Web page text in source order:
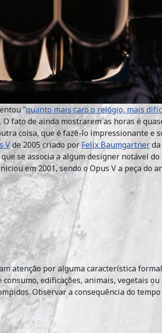
"quanto mais caro o relógio, mais
fato de ainda mostrarem as horas é
coisa, que é fazê-lo impressionante e
Vde 2005 criado por Felix Baumgartnerda
se associa a algum designer notável
em 2001, sendo o Opus V a peça do
atenção por alguma característica
edificações, animais, vegetais
Observar a consequência do